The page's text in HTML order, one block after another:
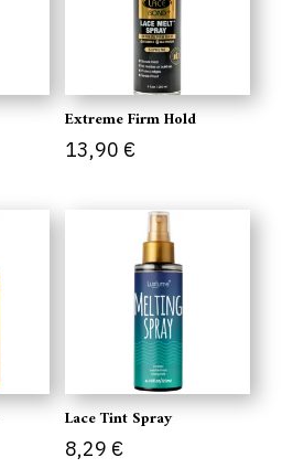
Extreme Firm Hold
13,90 €
Lace Tint Spray
8,29 €